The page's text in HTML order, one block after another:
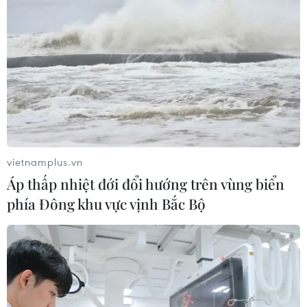
Đảng Cộng hòa đề xuất dự luật trao
thêm thẩm quyền thuế quan cho ông
Trump
07/08/2026 00:33
Cựu Giám đốc Viện Quốc gia về Dị
ứng của Mỹ bị buộc tội khinh thường
Quốc hội
07/08/2026 00:25
Mexico triển khai hàng nghìn binh sỹ
bảo vệ các vùng trồng bơ trọng điểm
07/08/2026 00:09
vietnamplus.vn
Áp thấp nhiệt đới đổi hướng trên vùng biển
phía Đông khu vực vịnh Bắc Bộ